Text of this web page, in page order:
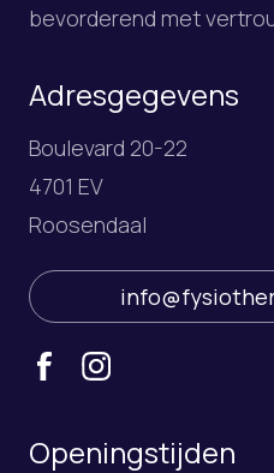
bevorderend met
Adresgegevens
Boulevard 20-22
4701 EV
Roosendaal
Openingstijden